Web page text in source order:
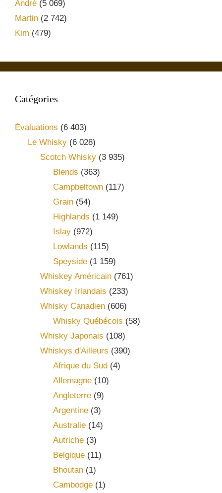
André (5 069)
Martin (2 742)
Kim (479)
Catégories
Évaluations (6 403)
Le Whisky(6 028)
Scotch Whisky (3 935)
Blends (363)
Campbeltown(117)
Grain(54)
Highlands (1 149)
Islay(972)
Lowlands (115)
Speyside(1 159)
Whiskey Américain (761)
Whiskey Irlandais (233)
Whisky Canadien (606)
Whisky Québécois (58)
Whisky Japonais (108)
Whiskys d'Ailleurs (390)
Afrique du Sud (4)
Allemagne(10)
Angleterre(9)
Argentine(3)
Australie(14)
Autriche(3)
Belgique(11)
Bhoutan(1)
Cambodge(1)